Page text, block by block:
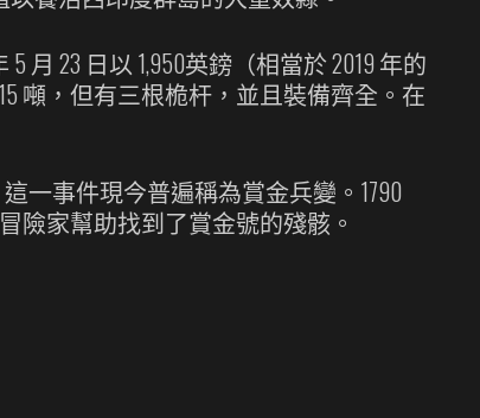
月 23 日以 1,950英鎊（相當於 2019 年的
噸，但有三根桅杆，並且裝備齊全。在
一事件現今普遍稱為賞金兵變。1790
險家幫助找到了賞金號的殘骸。